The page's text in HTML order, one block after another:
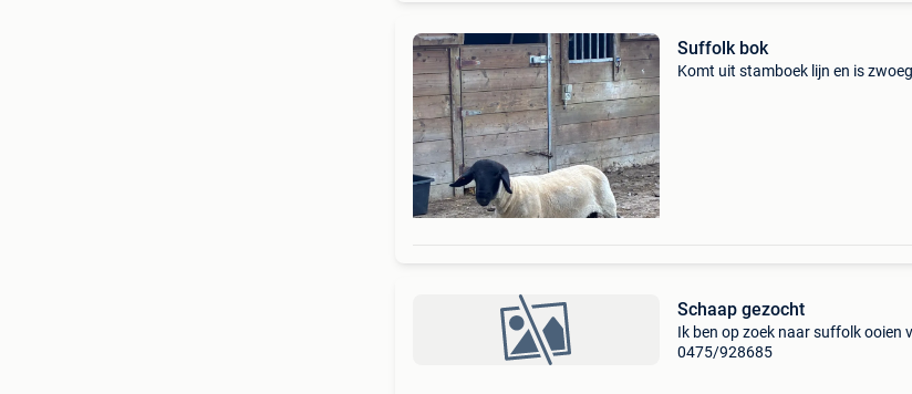
Suffolk bok
Komt uit stamboek lijn en is
Schaap gezocht
Ik ben op zoek naar suffolk ooien
0475/928685